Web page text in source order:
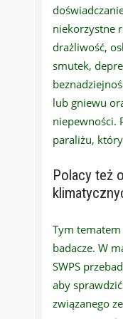
niekorzystne
drażliwość,
smutek,
lub gniewu
niepewności.
paraliżu,
Polacy też
Tym
badacze. W
SWPS
aby
związanego